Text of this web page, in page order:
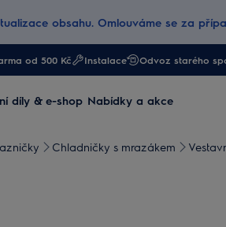
obsahu. Omlouváme se za
od 500 Kč Instalace Odvoz starého
díly & e-shop Nabídky a akce
Chladničky s mrazákem